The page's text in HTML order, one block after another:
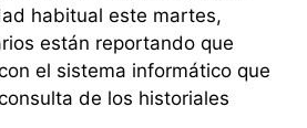
habitual este martes,
están reportando que
el sistema informático que
de los historiales